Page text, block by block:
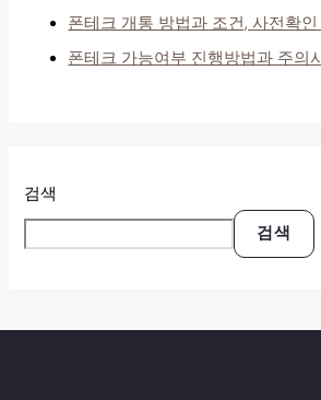
폰테크 개통 방법과 조건, 사전확
폰테크 가능여부 진행방법과 주의
검색
검색